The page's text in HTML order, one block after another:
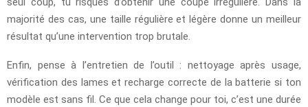
majorité des cas, une taille régulière et légère donne un meilleur
résultat qu’une intervention trop brutale.
Enfin, pense à l’entretien de l’outil : nettoyage après usage,
vérification des lames et recharge correcte de la batterie si ton
modèle est sans fil. Ce que cela change pour toi, c’est une durée